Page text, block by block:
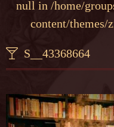
null in /home/
content/themes/
S__43368664